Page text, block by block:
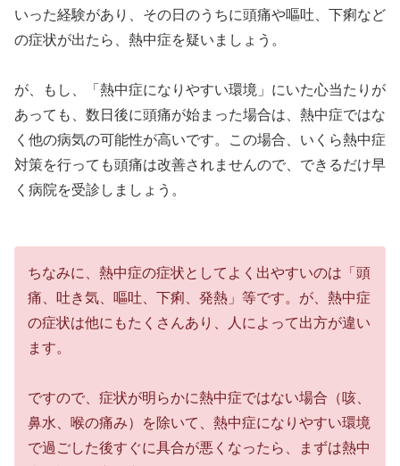
いった経験があり、その日のうちに頭痛や嘔吐、下痢など
の症状が出たら、熱中症を疑いましょう。
が、もし、「熱中症になりやすい環境」にいた心当たりが
あっても、数日後に頭痛が始まった場合は、熱中症ではな
く他の病気の可能性が高いです。この場合、いくら熱中症
対策を行っても頭痛は改善されませんので、できるだけ早
く病院を受診しましょう。
ちなみに、熱中症の症状としてよく出やすいのは「頭
痛、吐き気、嘔吐、下痢、発熱」等です。が、熱中症
の症状は他にもたくさんあり、人によって出方が違い
ます。
ですので、症状が明らかに熱中症ではない場合（咳、
鼻水、喉の痛み）を除いて、熱中症になりやすい環境
で過ごした後すぐに具合が悪くなったら、まずは熱中